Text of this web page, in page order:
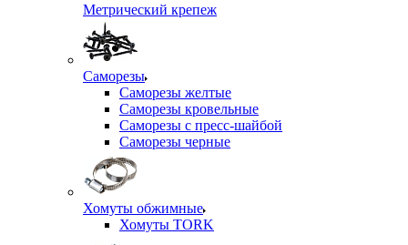
Метрический крепеж
Саморезы
Саморезы желтые
Саморезы кровельные
Саморезы с пресс-шайбой
Саморезы черные
Хомуты обжимные
Хомуты TORK